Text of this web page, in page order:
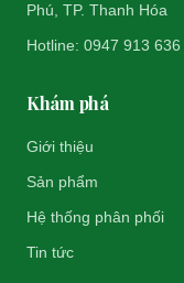
Phú, TP. Thanh Hóa
Hotline: 0947 913 636
Khám phá
Giới thiệu
Sản phẩm
Hệ thống phân phối
Tin tức